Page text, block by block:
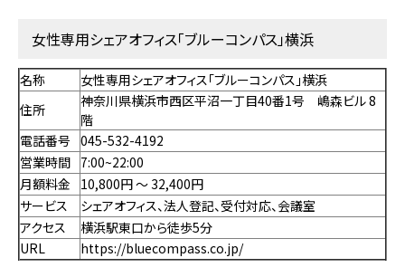
女性専用シェアオフィス「ブルーコンパス」横浜
名称
女性専用シェアオフィス「ブルーコンパス」横浜
住所
神奈川県横浜市西区平沼一丁目40番1号 嶋森ビル 8
階
電話番号 045-532-4192
営業時間 7:00~22:00
月額料金
10,800円 〜 32,400円
サービス
シェアオフィス、法人登記、受付対応、会議室
アクセス
横浜駅東口から徒歩5分
URL
https://bluecompass.co.jp/